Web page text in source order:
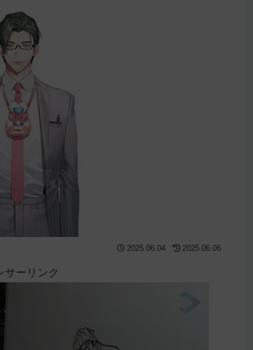
2025.06.04 2025.06.06
サーリンク